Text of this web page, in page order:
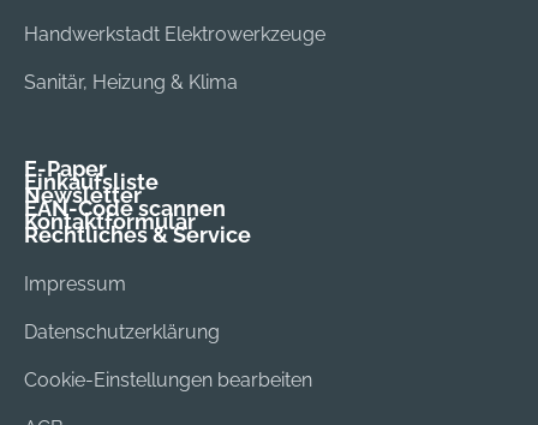
Handwerkstadt Elektrowerkzeuge
Sanitär, Heizung & Klima
E-Paper
Einkaufsliste
Newsletter
EAN-Code scannen
Kontaktformular
Rechtliches & Service
Impressum
Datenschutzerklärung
Cookie-Einstellungen bearbeiten